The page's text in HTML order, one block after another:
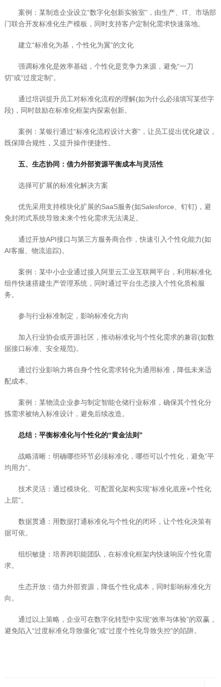
案例：某制造企业设立“数字化创新实验室”，由生产、IT、市场部
门联合开发标准化生产模板，同时支持客户定制化需求快速落地。
建立“标准化为基，个性化为翼”的文化
强调标准化是效率基础，个性化是竞争力来源，避免“一刀
切”或“过度定制”。
通过培训提升员工对标准化流程的理解(如为什么必须填写某些字
段)，同时鼓励在标准化框架内探索创新。
案例：某银行通过“标准化流程设计大赛”，让员工提出优化建议，
既保障合规性，又提升操作便捷性。
五、生态协同：借力外部资源平衡成本与灵活性
选择可扩展的标准化解决方案
优先采用支持模块化扩展的SaaS服务(如Salesforce、钉钉)，避
免封闭式系统导致未来个性化需求无法满足。
通过开放API接口与第三方服务商合作，快速引入个性化能力(如
AI客服、物流追踪)。
案例：某中小企业通过接入阿里云工业互联网平台，利用标准化
组件快速搭建生产管理系统，同时通过平台生态接入个性化质检服
务。
参与行业标准制定，影响标准化方向
加入行业协会或开源社区，推动标准化与个性化需求的兼容(如数
据接口标准、安全规范)。
通过行业影响力将自身个性化需求转化为通用标准，降低未来适
配成本。
案例：某物流企业参与制定智能仓储行业标准，确保其个性化分
拣需求被纳入标准设计，避免后续改造。
总结：平衡标准化与个性化的“黄金法则”
战略清晰：明确哪些环节必须标准化，哪些可以个性化，避免“平
均用力”。
技术灵活：通过模块化、可配置化架构实现“标准化底座+个性化
上层”。
数据贯通：用数据打通标准化与个性化的闭环，让个性化决策有
据可依。
组织敏捷：培养跨职能团队，在标准化框架内快速响应个性化需
求。
生态开放：借力外部资源，降低个性化成本，同时影响标准化方
向。
通过以上策略，企业可在数字化转型中实现“效率与体验”的双赢，
避免陷入“过度标准化导致僵化”或“过度个性化导致失控”的陷阱。